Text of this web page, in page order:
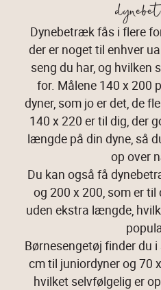
Dynebetræk fås i flere
der er noget til enhver
seng du har, og hvilken
for. Målene 140 x 200
dyner, som jo er det, de
140 x 220 er til dig, der
længde på din dyne, så
op over
Du kan også få
og 200 x 200, som er
uden ekstra længde,
Børnesengetøj finder du
cm til juniordyner og 70
hvilket selvfølgelig er